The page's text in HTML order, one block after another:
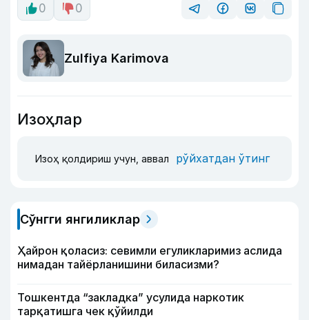
0
0
Zulfiya Karimova
Изоҳлар
Изоҳ қолдириш учун, аввал рўйхатдан ўтинг
Сўнгги янгиликлар
Ҳайрон қоласиз: севимли егуликларимиз аслида
нимадан тайёрланишини биласизми?
Тошкентда “закладка” усулида наркотик
тарқатишга чек қўйилди